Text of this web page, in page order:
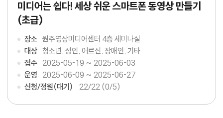
미디어는 쉽다! 세상 쉬운 스마트폰 동영상 만들기
(초급)
장소 원주영상미디어센터 4층 세미나실
대상 청소년, 성인, 어르신, 장애인, 기타
접수 2025-05-19 ~ 2025-06-03
운영 2025-06-09 ~ 2025-06-27
신청/정원(대기)
22/22 (0/5)